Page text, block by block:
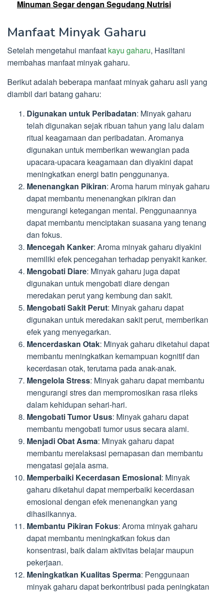
Minuman Segar dengan Segudang Nutrisi
Manfaat Minyak Gaharu
Setelah mengetahui manfaat kayu gaharu, Hasiltani
membahas manfaat minyak gaharu.
Berikut adalah beberapa manfaat minyak gaharu asli yang
diambil dari batang gaharu:
Digunakan untuk Peribadatan: Minyak gaharu
telah digunakan sejak ribuan tahun yang lalu dalam
ritual keagamaan dan peribadatan. Aromanya
digunakan untuk memberikan wewangian pada
upacara-upacara keagamaan dan diyakini dapat
meningkatkan energi batin penggunanya.
Menenangkan Pikiran: Aroma harum minyak gaharu
dapat membantu menenangkan pikiran dan
mengurangi ketegangan mental. Penggunaannya
dapat membantu menciptakan suasana yang tenang
dan fokus.
Mencegah Kanker: Aroma minyak gaharu diyakini
memiliki efek pencegahan terhadap penyakit kanker.
Mengobati Diare: Minyak gaharu juga dapat
digunakan untuk mengobati diare dengan
meredakan perut yang kembung dan sakit.
Mengobati Sakit Perut: Minyak gaharu dapat
digunakan untuk meredakan sakit perut, memberikan
efek yang menyegarkan.
Mencerdaskan Otak: Minyak gaharu diketahui dapat
membantu meningkatkan kemampuan kognitif dan
kecerdasan otak, terutama pada anak-anak.
Mengelola Stress: Minyak gaharu dapat membantu
mengurangi stres dan mempromosikan rasa rileks
dalam kehidupan sehari-hari.
Mengobati Tumor Usus: Minyak gaharu dapat
membantu mengobati tumor usus secara alami.
Menjadi Obat Asma: Minyak gaharu dapat
membantu merelaksasi pernapasan dan membantu
mengatasi gejala asma.
Memperbaiki Kecerdasan Emosional: Minyak
gaharu diketahui dapat memperbaiki kecerdasan
emosional dengan efek menenangkan yang
dihasilkannya.
Membantu Pikiran Fokus: Aroma minyak gaharu
dapat membantu meningkatkan fokus dan
konsentrasi, baik dalam aktivitas belajar maupun
pekerjaan.
Meningkatkan Kualitas Sperma: Penggunaan
minyak gaharu dapat berkontribusi pada peningkatan